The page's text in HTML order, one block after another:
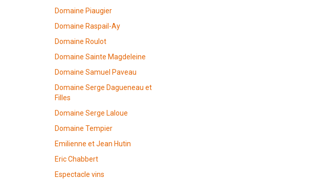
Domaine Piaugier
Domaine Raspail-Ay
Domaine Roulot
Domaine Sainte Magdeleine
Domaine Samuel Paveau
Domaine Serge Dagueneau et
Filles
Domaine Serge Laloue
Domaine Tempier
Emilienne et Jean Hutin
Eric Chabbert
Espectacle vins